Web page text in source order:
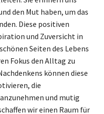
den Mut haben, um das
Diese positiven
und Zuversicht in
Seiten des Lebens
Fokus den Alltag zu
können diese
die
und mutig
wir einen Raum für